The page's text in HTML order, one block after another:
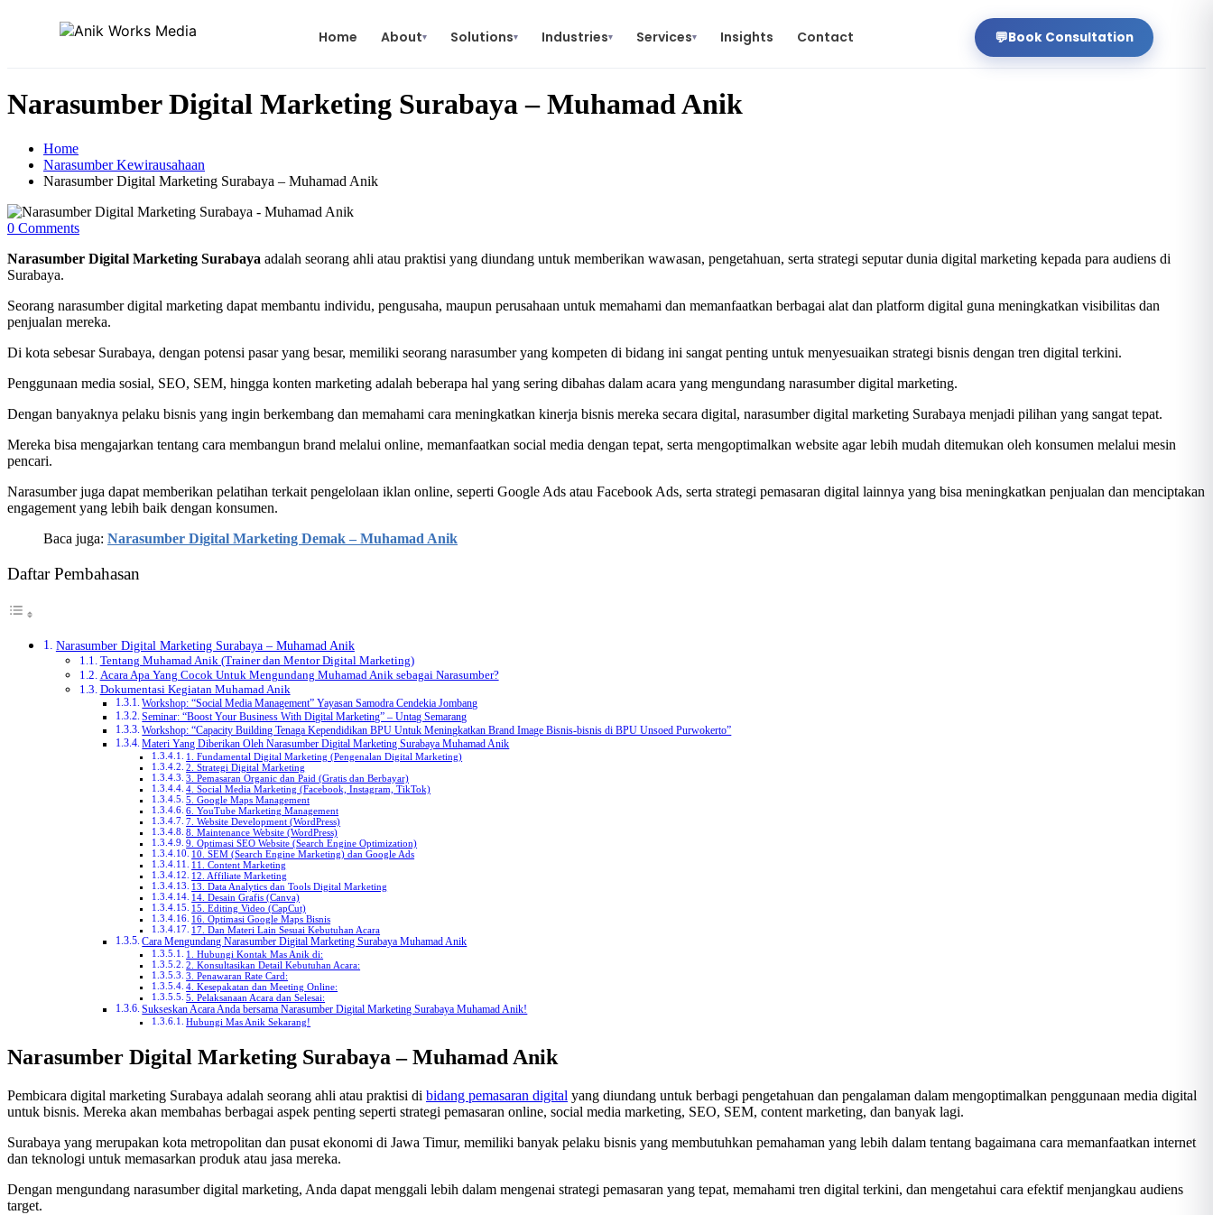
Home About▾ Solutions▾ Industries▾ Services▾ Insights Contact 💬Book Consultation
Narasumber Digital Marketing Surabaya – Muhamad Anik
Home
Narasumber Kewirausahaan
Narasumber Digital Marketing Surabaya – Muhamad Anik
0 Comments
Narasumber Digital Marketing Surabaya adalah seorang ahli atau praktisi yang diundang untuk memberikan wawasan, pengetahuan, serta strategi seputar dunia digital marketing kepada para audiens di
Surabaya.
Seorang narasumber digital marketing dapat membantu individu, pengusaha, maupun perusahaan untuk memahami dan memanfaatkan berbagai alat dan platform digital guna meningkatkan visibilitas dan
penjualan mereka.
Di kota sebesar Surabaya, dengan potensi pasar yang besar, memiliki seorang narasumber yang kompeten di bidang ini sangat penting untuk menyesuaikan strategi bisnis dengan tren digital terkini.
Penggunaan media sosial, SEO, SEM, hingga konten marketing adalah beberapa hal yang sering dibahas dalam acara yang mengundang narasumber digital marketing.
Dengan banyaknya pelaku bisnis yang ingin berkembang dan memahami cara meningkatkan kinerja bisnis mereka secara digital, narasumber digital marketing Surabaya menjadi pilihan yang sangat tepat.
Mereka bisa mengajarkan tentang cara membangun brand melalui online, memanfaatkan social media dengan tepat, serta mengoptimalkan website agar lebih mudah ditemukan oleh konsumen melalui mesin
pencari.
Narasumber juga dapat memberikan pelatihan terkait pengelolaan iklan online, seperti Google Ads atau Facebook Ads, serta strategi pemasaran digital lainnya yang bisa meningkatkan penjualan dan menciptakan
engagement yang lebih baik dengan konsumen.
Baca juga: Narasumber Digital Marketing Demak – Muhamad Anik
Daftar Pembahasan
Narasumber Digital Marketing Surabaya – Muhamad Anik
Tentang Muhamad Anik (Trainer dan Mentor Digital Marketing)
Acara Apa Yang Cocok Untuk Mengundang Muhamad Anik sebagai Narasumber?
Dokumentasi Kegiatan Muhamad Anik
Workshop: “Social Media Management” Yayasan Samodra Cendekia Jombang
Seminar: “Boost Your Business With Digital Marketing” – Untag Semarang
Workshop: “Capacity Building Tenaga Kependidikan BPU Untuk Meningkatkan Brand Image Bisnis-bisnis di BPU Unsoed Purwokerto”
Materi Yang Diberikan Oleh Narasumber Digital Marketing Surabaya Muhamad Anik
1. Fundamental Digital Marketing (Pengenalan Digital Marketing)
2. Strategi Digital Marketing
3. Pemasaran Organic dan Paid (Gratis dan Berbayar)
4. Social Media Marketing (Facebook, Instagram, TikTok)
5. Google Maps Management
6. YouTube Marketing Management
7. Website Development (WordPress)
8. Maintenance Website (WordPress)
9. Optimasi SEO Website (Search Engine Optimization)
10. SEM (Search Engine Marketing) dan Google Ads
11. Content Marketing
12. Affiliate Marketing
13. Data Analytics dan Tools Digital Marketing
14. Desain Grafis (Canva)
15. Editing Video (CapCut)
16. Optimasi Google Maps Bisnis
17. Dan Materi Lain Sesuai Kebutuhan Acara
Cara Mengundang Narasumber Digital Marketing Surabaya Muhamad Anik
1. Hubungi Kontak Mas Anik di:
2. Konsultasikan Detail Kebutuhan Acara:
3. Penawaran Rate Card:
4. Kesepakatan dan Meeting Online:
5. Pelaksanaan Acara dan Selesai:
Sukseskan Acara Anda bersama Narasumber Digital Marketing Surabaya Muhamad Anik!
Hubungi Mas Anik Sekarang!
Narasumber Digital Marketing Surabaya – Muhamad Anik
Pembicara digital marketing Surabaya adalah seorang ahli atau praktisi di bidang pemasaran digital yang diundang untuk berbagi pengetahuan dan pengalaman dalam mengoptimalkan penggunaan media digital
untuk bisnis. Mereka akan membahas berbagai aspek penting seperti strategi pemasaran online, social media marketing, SEO, SEM, content marketing, dan banyak lagi.
Surabaya yang merupakan kota metropolitan dan pusat ekonomi di Jawa Timur, memiliki banyak pelaku bisnis yang membutuhkan pemahaman yang lebih dalam tentang bagaimana cara memanfaatkan internet
dan teknologi untuk memasarkan produk atau jasa mereka.
Dengan mengundang narasumber digital marketing, Anda dapat menggali lebih dalam mengenai strategi pemasaran yang tepat, memahami tren digital terkini, dan mengetahui cara efektif menjangkau audiens
target.